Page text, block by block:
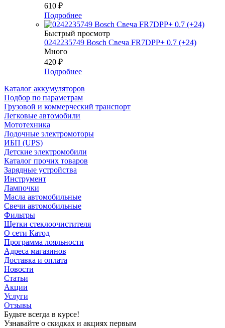
610 ₽
Подробнее
Быстрый просмотр
0242235749 Bosch Свеча FR7DPP+ 0.7 (+24)
Много
420 ₽
Подробнее
Каталог аккумуляторов
Подбор по параметрам
Грузовой и коммерческий транспорт
Легковые автомобили
Мототехника
Лодочные электромоторы
ИБП (UPS)
Детские электромобили
Каталог прочих товаров
Зарядные устройства
Инструмент
Лампочки
Масла автомобильные
Свечи автомобильные
Фильтры
Щетки стеклоочистителя
О сети Катод
Программа лояльности
Адреса магазинов
Доставка и оплата
Новости
Статьи
Акции
Услуги
Отзывы
Будьте всегда в курсе!
Узнавайте о скидках и акциях первым